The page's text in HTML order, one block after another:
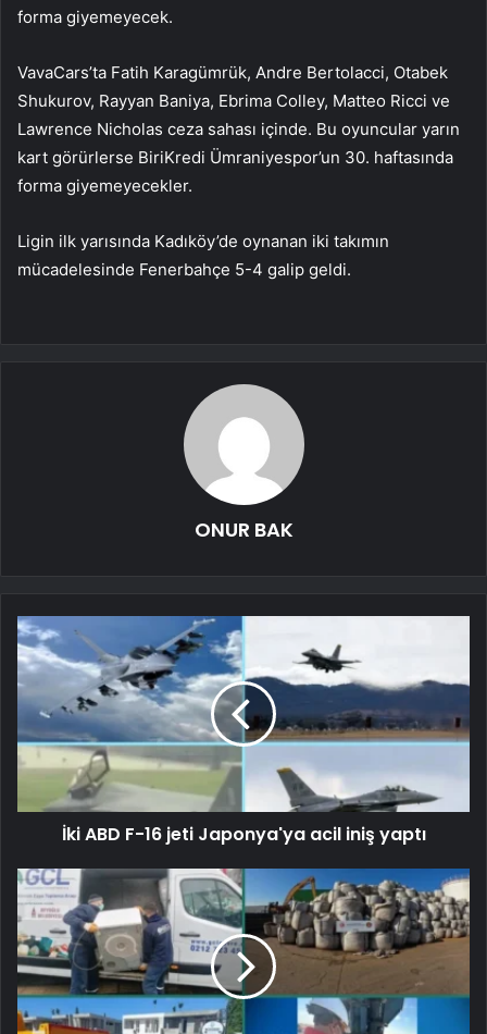
forma giyemeyecek.
VavaCars’ta Fatih Karagümrük, Andre Bertolacci, Otabek
Shukurov, Rayyan Baniya, Ebrima Colley, Matteo Ricci ve
Lawrence Nicholas ceza sahası içinde. Bu oyuncular yarın
kart görürlerse BiriKredi Ümraniyespor’un 30. haftasında
forma giyemeyecekler.
Ligin ilk yarısında Kadıköy’de oynanan iki takımın
mücadelesinde Fenerbahçe 5-4 galip geldi.
ONUR BAK
İki ABD F-16 jeti Japonya'ya acil iniş yaptı